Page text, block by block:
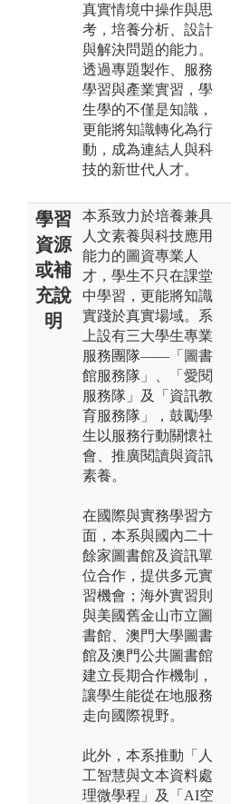
真實情境中操作與思
考，培養分析、設計
與解決問題的能力。
透過專題製作、服務
學習與產業實習，學
生學的不僅是知識，
更能將知識轉化為行
動，成為連結人與科
技的新世代人才。
學習
資源
或補
充說
明
本系致力於培養兼具
人文素養與科技應用
能力的圖資專業人
才，學生不只在課堂
中學習，更能將知識
實踐於真實場域。系
上設有三大學生專業
服務團隊——「圖書
館服務隊」、「愛閱
服務隊」及「資訊教
育服務隊」，鼓勵學
生以服務行動關懷社
會、推廣閱讀與資訊
素養。
在國際與實務學習方
面，本系與國內二十
餘家圖書館及資訊單
位合作，提供多元實
習機會；海外實習則
與美國舊金山市立圖
書館、澳門大學圖書
館及澳門公共圖書館
建立長期合作機制，
讓學生能從在地服務
走向國際視野。
此外，本系推動「人
工智慧與文本資料處
理微學程」及「AI空